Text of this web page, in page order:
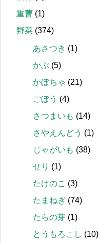
重曹 (1)
野菜 (374)
あさつき (1)
かぶ (5)
かぼちゃ (21)
ごぼう (4)
さつまいも (14)
さやえんどう (1)
じゃがいも (38)
せり (1)
たけのこ (3)
たまねぎ (74)
たらの芽 (1)
とうもろこし (10)